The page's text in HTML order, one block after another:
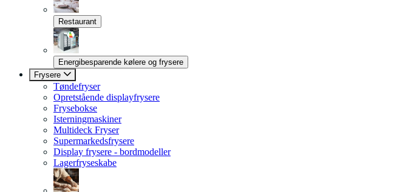
Restaurant
Energibesparende kølere og frysere
Frysere
Tøndefryser
Opretstående displayfrysere
Frysebokse
Isterningmaskiner
Multideck Fryser
Supermarkedsfrysere
Display frysere - bordmodeller
Lagerfryseskabe